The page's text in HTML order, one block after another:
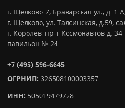
г. Щелково-7, Браварская ул., д. 1
г. Щелково, ул. Талсинская, д.59,
г. Королев, пр-т Космонавтов д.
павильон № 24
+7 (495) 596-6645
ОГРНИП: 326508100003357
ИНН: 505019479728